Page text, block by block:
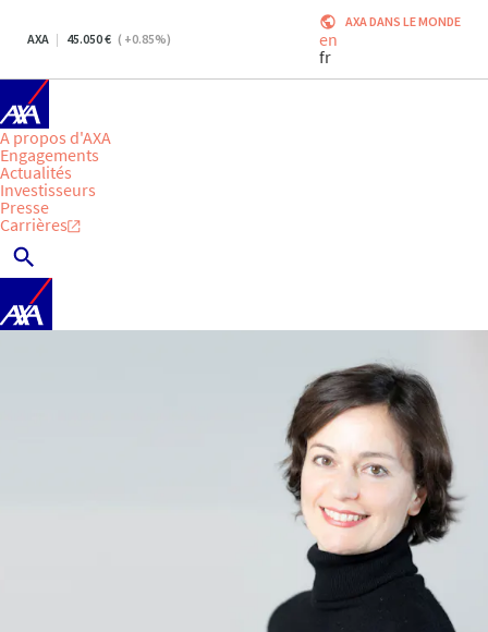
AXA 45.050 ( +0.85%)
AXA DANS LE MONDE
en
fr
A propos d'AXA
Engagements
Actualités
Investisseurs
Presse
Carrières